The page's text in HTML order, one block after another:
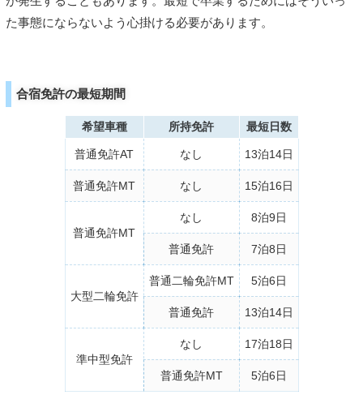
た事態にならないよう心掛ける必要があります。
合宿免許の最短期間
希望車種 所持免許 最短日数
普通免許AT なし 13泊14日
普通免許MT なし 15泊16日
普通免許MT
なし 8泊9日
普通免許 7泊8日
大型二輪免許
普通二輪免許MT 5泊6日
普通免許 13泊14日
準中型免許
なし 17泊18日
普通免許MT 5泊6日